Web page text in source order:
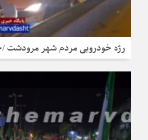
رژه خودرویی مردم شهر